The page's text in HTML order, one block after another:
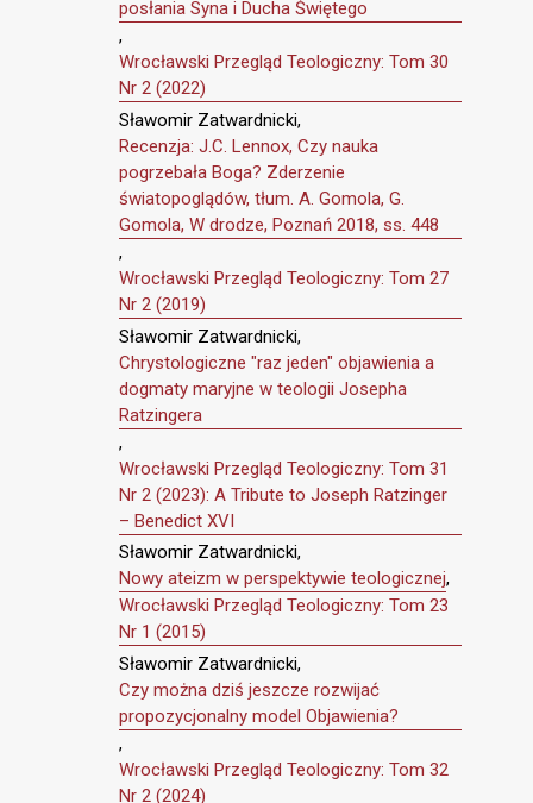
posłania Syna i Ducha Świętego
,
Wrocławski Przegląd Teologiczny: Tom 30
Nr 2 (2022)
Sławomir Zatwardnicki,
Recenzja: J.C. Lennox, Czy nauka
pogrzebała Boga? Zderzenie
światopoglądów, tłum. A. Gomola, G.
Gomola, W drodze, Poznań 2018, ss. 448
,
Wrocławski Przegląd Teologiczny: Tom 27
Nr 2 (2019)
Sławomir Zatwardnicki,
Chrystologiczne "raz jeden" objawienia a
dogmaty maryjne w teologii Josepha
Ratzingera
,
Wrocławski Przegląd Teologiczny: Tom 31
Nr 2 (2023): A Tribute to Joseph Ratzinger
– Benedict XVI
Sławomir Zatwardnicki,
Nowy ateizm w perspektywie teologicznej,
Wrocławski Przegląd Teologiczny: Tom 23
Nr 1 (2015)
Sławomir Zatwardnicki,
Czy można dziś jeszcze rozwijać
propozycjonalny model Objawienia?
,
Wrocławski Przegląd Teologiczny: Tom 32
Nr 2 (2024)